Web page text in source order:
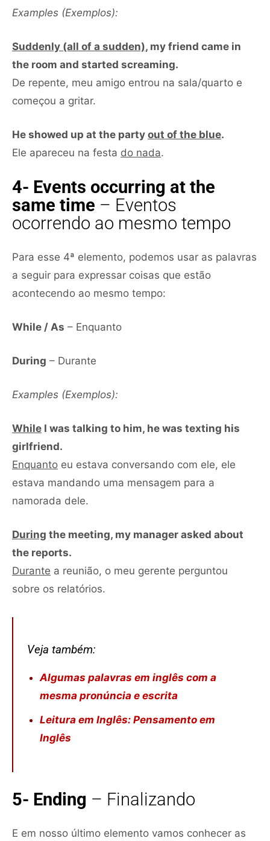
Examples (Exemplos):
Suddenly (all of a sudden), my friend came in
the room and started screaming.
De repente, meu amigo entrou na sala/quarto e
começou a gritar.
He showed up at the party out of the blue.
Ele apareceu na festa do nada.
4- Events occurring at the
same time – Eventos
ocorrendo ao mesmo tempo
Para esse 4ª elemento, podemos usar as palavras
a seguir para expressar coisas que estão
acontecendo ao mesmo tempo:
While / As – Enquanto
During – Durante
Examples (Exemplos):
While I was talking to him, he was texting his
girlfriend.
Enquanto eu estava conversando com ele, ele
estava mandando uma mensagem para a
namorada dele.
During the meeting, my manager asked about
the reports.
Durante a reunião, o meu gerente perguntou
sobre os relatórios.
Veja também:
Algumas palavras em inglês com a
mesma pronúncia e escrita
Leitura em Inglês: Pensamento em
Inglês
5- Ending – Finalizando
E em nosso último elemento vamos conhecer as